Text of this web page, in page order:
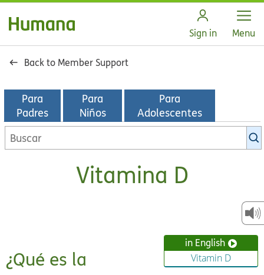
Sign in Open
Menu
Back to Member Support
Para
Padres
Para
Niños
Para
Adolescentes
Buscar
en
Vitamina D
in English
Vitamin D
¿Qué es la